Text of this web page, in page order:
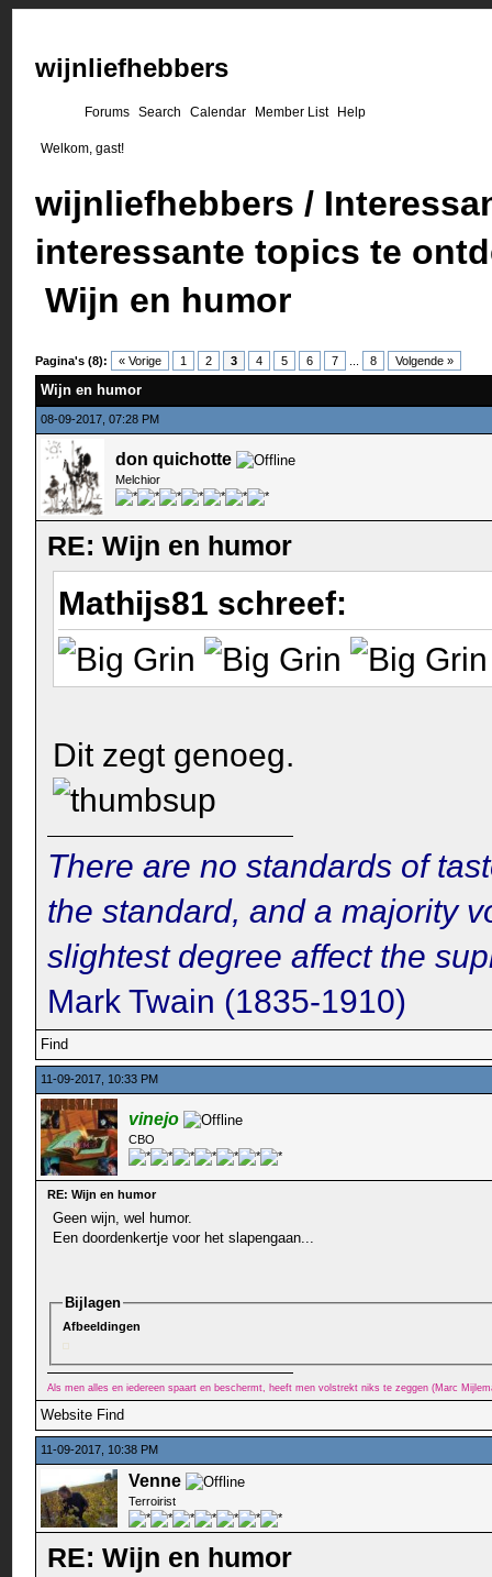
wijnliefhebbers
Forums Search Calendar Member List Help
Welkom, gast!
wijnliefhebbers /
interessante topics te
Wijn en humor
Pagina's (8): « Vorige 1 2 3 4 5 6 7 8 Volgende »
Wijn en humor
08-09-2017, 07:28 PM
don quichotte
Melchior
RE: Wijn en humor
Mathijs81 schreef:
Dit zegt genoeg.
There are no standards of
the standard, and a majority
slightest degree affect the
Mark Twain (1835-1910)
Find
11-09-2017, 10:33 PM
vinejo
CBO
RE: Wijn en humor
Geen wijn, wel humor.
Een doordenkertje voor het slapengaan...
Bijlagen
Afbeeldingen
Als men alles en iedereen spaart en beschermt, heeft men volstrekt niks te zeggen (Marc
Website Find
11-09-2017, 10:38 PM
Venne
Terroirist
RE: Wijn en humor